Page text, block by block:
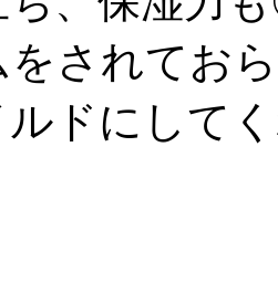
をされてお
ドにして